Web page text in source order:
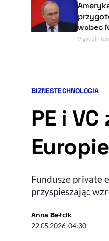
Amerykański
przygotowywać
wobec NATO.
Kategorie artykułu:
BIZNESTECHNOLOGIA
PE i
Fundusze private
przyspieszając
Anna Bełcik- autor
22.05.2026, 04:30